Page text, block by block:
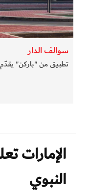
سوالف الدار
تطبيق من "باركن"
الإمارات
النبوي